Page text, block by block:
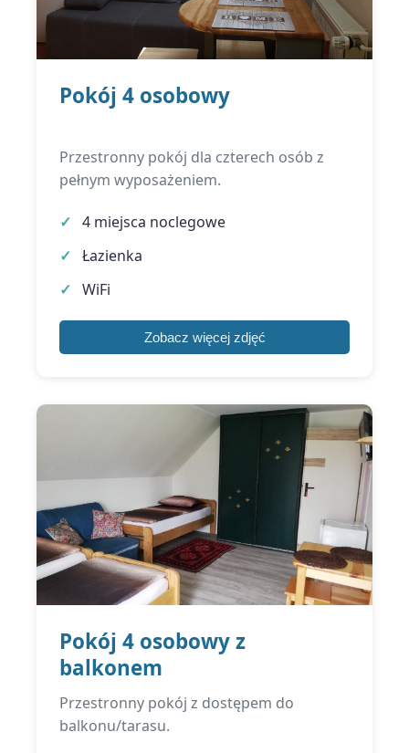
Pokój 4 osobowy
Przestronny pokój dla czterech osób z
pełnym wyposażeniem.
4 miejsca noclegowe
Łazienka
WiFi
Zobacz więcej zdjęć
Pokój 4 osobowy z
balkonem
Przestronny pokój z dostępem do
balkonu/tarasu.